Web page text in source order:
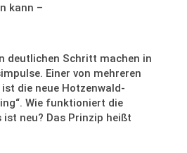
kann –
deutlichen Schritt machen in
Einer von mehreren
die neue Hotzenwald-
Wie funktioniert die
ist neu? Das Prinzip heißt